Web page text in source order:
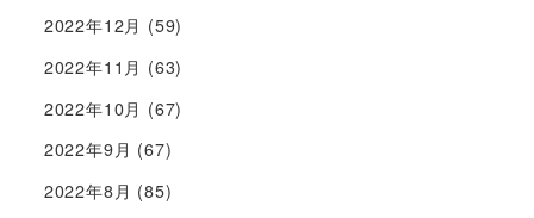
2022年12月 (59)
2022年11月 (63)
2022年10月 (67)
2022年9月 (67)
2022年8月 (85)